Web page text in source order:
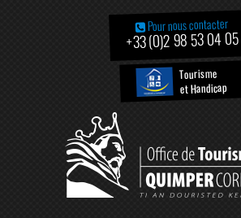
Pour nous contacter
+33 (0)2 98 53 04 05
Tourisme
et Handicap